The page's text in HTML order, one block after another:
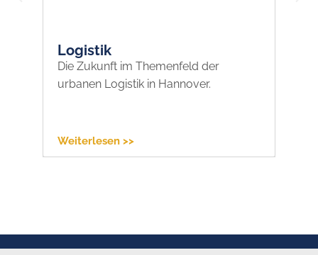
Logistik
Die Zukunft im Themenfeld der
urbanen Logistik in Hannover.
Weiterlesen >>